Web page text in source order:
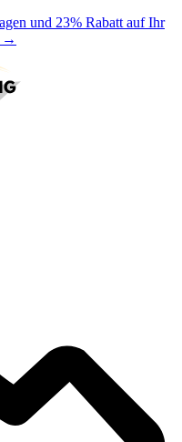
und 23% Rabatt auf Ihr
→